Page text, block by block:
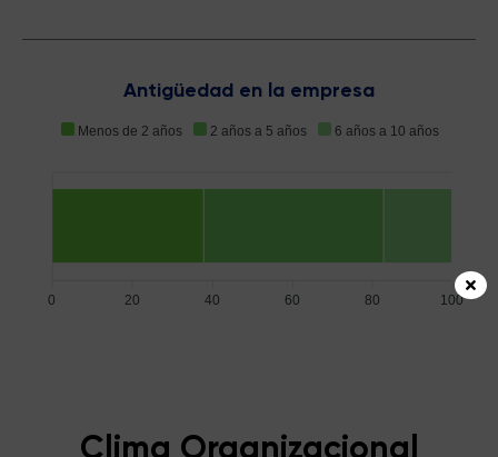
Antigüedad en la empresa
Menos de 2 años 2 años a 5 años 6 años a 10 años
100
80
60
40
20
0
Clima Organizacional